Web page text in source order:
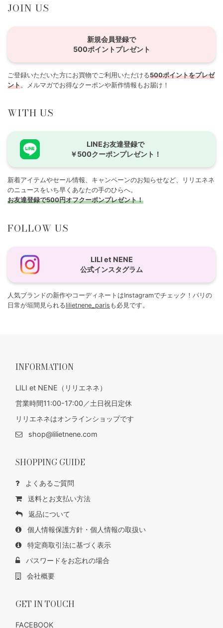
JOIN US
新規会員登録で
500ポイントプレゼント
ご登録いただいた方にお買物でご利用いただける500ポイントをプレゼ
ント。メルマガでお得なクーポンや新作情報もお届け！
WITH US
LINEお友達登録で
￥500クーポンプレゼント！
新着アイテムやセール情報、キャンペーンのお知らせなど、リリエネネ
のニュースをいち早くあなたの手のひらへ。
お友達登録で500円オフクーポンプレゼント！
FOLLOW US
LILI et NENE
公式インスタグラム
人気ブランドの新作やコーディネートはInstagramでチェック！パリの
日常が垣間見られるlilietnene_paris も必見です。
INFORMATION
LILI et NENE（リリエネネ）
営業時間11:00-17:00／土日祝日定休
リリエネネはオンラインショップです
shop@lilietnene.com
SHOPPING GUIDE
よくあるご質問
送料とお支払い方法
返品について
個人情報保護方針・個人情報の取扱い
特定商取引法に基づく表示
パスワードをお忘れの場合
会社概要
GET IN TOUCH
FACEBOOK